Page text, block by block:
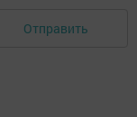
Отправить